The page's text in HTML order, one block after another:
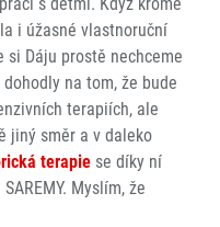
i úžasné vlastnoruční
si Dáju prostě nechceme
na tom, že bude
terapiích, ale
jiný směr a v daleko
terapiese díky ní
Myslím, že